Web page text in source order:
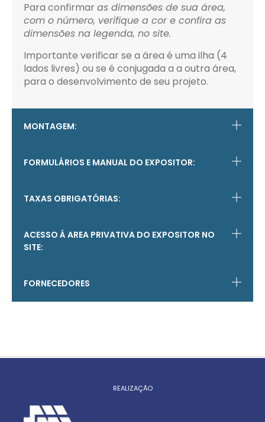
Para confirmar as dimensões de sua área,
com o número, verifique a cor e confira as
dimensões na legenda, no site.
Importante verificar se a área é uma ilha (4
lados livres) ou se é conjugada a a outra área,
para o desenvolvimento de seu projeto.
MONTAGEM:
FORMULÁRIOS E MANUAL DO EXPOSITOR:
TAXAS OBRIGATÓRIAS:
ACESSO Á AREA PRIVATIVA DO EXPOSITOR NO
SITE:
FORNECEDORES
REALIZAÇÃO